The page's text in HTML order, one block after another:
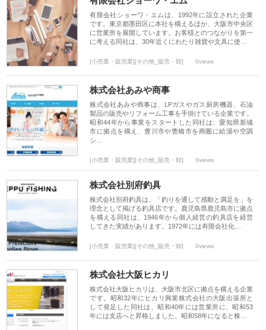
有限会社ショーワ・エムは、1992年に設立された企業
です。東京都墨田区に本社を構えるほか、大阪市中央区
に営業所を展開しています。お客様とのつながりを第一
に考える同社は、30年近くにわたり雑貨や文具に使…
[小売業・販売業][その他_販売・卸] 0views
株式会社あみや商事
株式会社あみや商事は、LPガスやガス厨房機器、石油
製品の販売やリフォーム工事を手掛けている企業です。
昭和44年から事業をスタートした同社は、愛知県新城
市に拠点を構え、豊川市や豊橋市を商圏に給湯や空調
シ…
[小売業・販売業][その他_販売・卸] 0views
株式会社別府釣具
株式会社別府釣具は、「釣りを通して感動と満足を」を
理念として掲げる釣具店です。鹿児島県鹿児島市に拠点
を構える同社は、1946年から個人経営の釣具店を経営
してきた実績があります。1972年には有限会社化…
[小売業・販売業][その他_販売・卸] 0views
株式会社大阪ヒカリ
株式会社大阪ヒカリは、大阪市北区に拠点を構える企業
です。昭和32年にヒカリ興業株式会社の大阪出張所と
して発足した同社は、昭和40年には営業所に、昭和53
年には支店へと昇格しました。昭和58年になると株…